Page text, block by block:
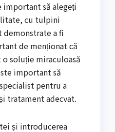
să alegeți
cu tulpini
demonstrate a fi
de menționat că
soluție miraculoasă
important să
pentru a
tratament adecvat.
și introducerea